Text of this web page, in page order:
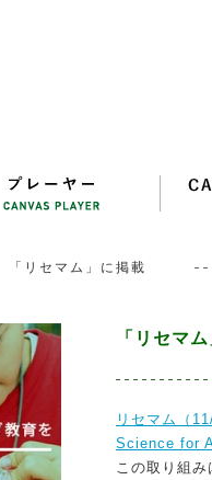
「リセマム」に掲載
「リセマ
リセマム（
Science for
この取り組